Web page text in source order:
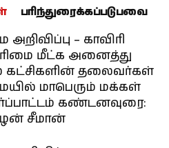
பரிந்துரைக்கப்படுபவை
– காவிரி
மீட்க அனைத்து
கட்சிகளின் தலைவர்கள்
மாபெரும் மக்கள்
கண்டனவுரை:
சீமான்